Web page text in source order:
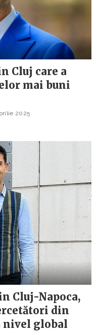
Cluj care a
mai buni
2025
Cluj-Napoca,
din
nivel global